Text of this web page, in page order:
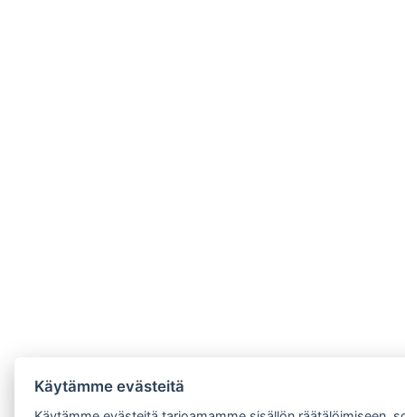
Käytämme evästeitä